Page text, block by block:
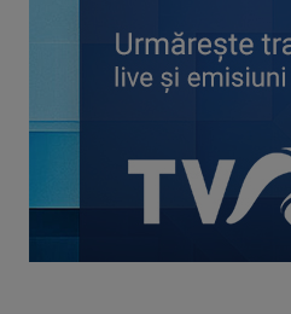
„Parada de Ziua Naţională a
Este reporter al Știrilor TVR